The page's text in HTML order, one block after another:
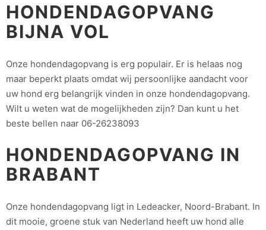
HONDENDAGOPVANG
BIJNA VOL
Onze hondendagopvang is erg populair. Er is helaas nog
maar beperkt plaats omdat wij persoonlijke aandacht voor
uw hond erg belangrijk vinden in onze hondendagopvang.
Wilt u weten wat de mogelijkheden zijn? Dan kunt u het
beste bellen naar 06-26238093
HONDENDAGOPVANG IN
BRABANT
Onze hondendagopvang ligt in Ledeacker, Noord-Brabant. In
dit mooie, groene stuk van Nederland heeft uw hond alle